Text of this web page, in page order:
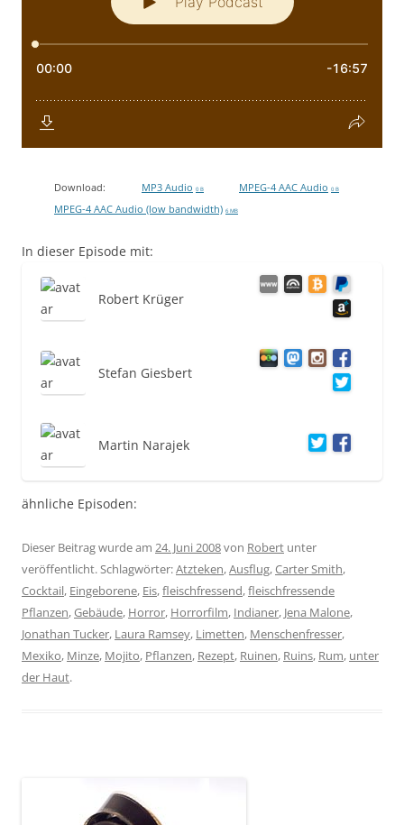
Download: MP3 Audio 0 B MPEG-4 AAC Audio 0 B
MPEG-4 AAC Audio (low bandwidth) 6 MB
In dieser Episode mit:
Robert Krüger
Stefan Giesbert
Martin Narajek
ähnliche Episoden:
Dieser Beitrag wurde am 24. Juni 2008von Robert unter
veröffentlicht. Schlagwörter:Atzteken,Ausflug,Carter Smith,
Cocktail, Eingeborene, Eis,fleischfressend,fleischfressende
Pflanzen,Gebäude, Horror, Horrorfilm, Indianer, Jena Malone,
Jonathan Tucker, Laura Ramsey, Limetten, Menschenfresser,
Mexiko, Minze, Mojito, Pflanzen, Rezept, Ruinen, Ruins, Rum, unter
der Haut.